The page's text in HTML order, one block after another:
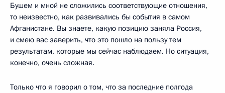
Бушем и мной не сложились соответствующие отношения,
то неизвестно, как развивались бы события в самом
Афганистане. Вы знаете, какую позицию заняла Россия,
и смею вас заверить, что это пошло на пользу тем
результатам, которые мы сейчас наблюдаем. Но ситуация,
конечно, очень сложная.
Только что я говорил о том, что за последние полгода